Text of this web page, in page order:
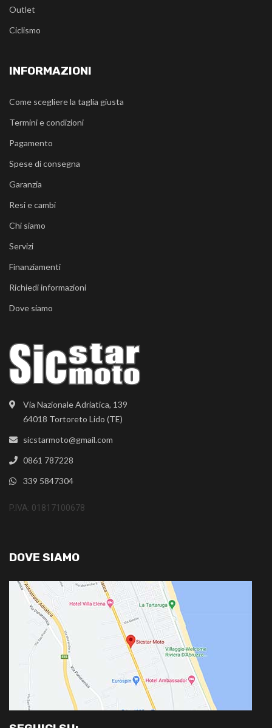
Via Nazionale Adriatica, 139
64018 Tortoreto Lido (TE)
sicstarmoto@gmail.com
0861 787228
339 5847304
P.IVA: 01817100678
Outlet
Ciclismo
INFORMAZIONI
Come scegliere la taglia giusta
Termini e condizioni
Pagamento
Spese di consegna
Garanzia
Resi e cambi
Chi siamo
Servizi
Finanziamenti
Richiedi informazioni
Dove siamo
DOVE SIAMO